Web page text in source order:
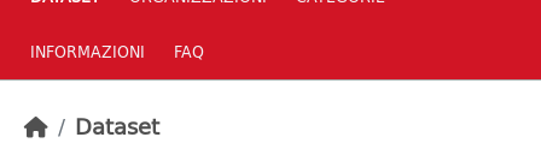
INFORMAZIONI FAQ
Dataset